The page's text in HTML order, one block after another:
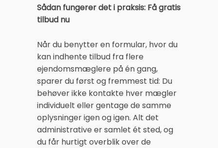
Sådan fungerer det i praksis: Få gratis
tilbud nu
Når du benytter en formular, hvor du
kan indhente tilbud fra flere
ejendomsmæglere på én gang,
sparer du først og fremmest tid: Du
behøver ikke kontakte hver mægler
individuelt eller gentage de samme
oplysninger igen og igen. Alt det
administrative er samlet ét sted, og
du får hurtigt overblik over de